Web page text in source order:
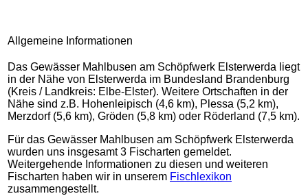
Allgemeine Informationen
Das Gewässer Mahlbusen am Schöpfwerk Elsterwerda liegt
in der Nähe von Elsterwerda im Bundesland Brandenburg
(Kreis / Landkreis: Elbe-Elster). Weitere Ortschaften in der
Nähe sind z.B. Hohenleipisch (4,6 km), Plessa (5,2 km),
Merzdorf (5,6 km), Gröden (5,8 km) oder Röderland (7,5 km).
Für das Gewässer Mahlbusen am Schöpfwerk Elsterwerda
wurden uns insgesamt 3 Fischarten gemeldet.
Weitergehende Informationen zu diesen und weiteren
Fischarten haben wir in unserem Fischlexikon
zusammengestellt.